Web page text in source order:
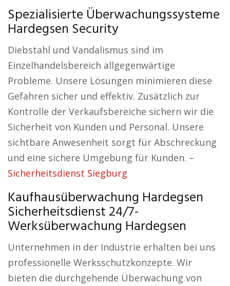
Spezialisierte Überwachungssysteme
Hardegsen Security
Diebstahl und Vandalismus sind im
Einzelhandelsbereich allgegenwärtige
Probleme. Unsere Lösungen minimieren diese
Gefahren sicher und effektiv. Zusätzlich zur
Kontrolle der Verkaufsbereiche sichern wir die
Sicherheit von Kunden und Personal. Unsere
sichtbare Anwesenheit sorgt für Abschreckung
und eine sichere Umgebung für Kunden. –
Sicherheitsdienst Siegburg
Kaufhausüberwachung Hardegsen
Sicherheitsdienst 24/7-
Werksüberwachung Hardegsen
Unternehmen in der Industrie erhalten bei uns
professionelle Werksschutzkonzepte. Wir
bieten die durchgehende Überwachung von